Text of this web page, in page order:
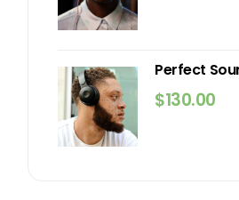
Perfect
$130.00